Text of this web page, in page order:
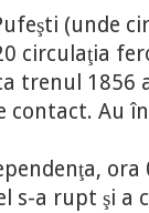
(unde
circulaţia
trenul
contact. Au
ora
s-a rupt şi a